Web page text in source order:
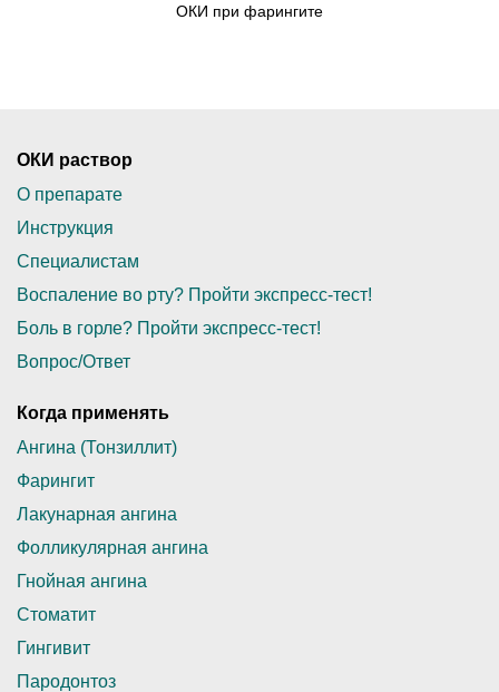
ОКИ при фарингите
ОКИ раствор
О препарате
Инструкция
Специалистам
Воcпаление во рту? Пройти экспресс-тест!
Боль в горле? Пройти экспресс-тест!
Вопрос/Ответ
Когда применять
Ангина (Тонзиллит)
Фарингит
Лакунарная ангина
Фолликулярная ангина
Гнойная ангина
Стоматит
Гингивит
Пародонтоз